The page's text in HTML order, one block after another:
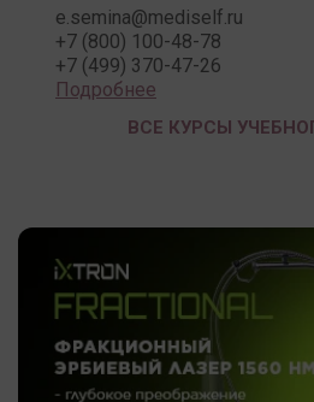
e.semina@mediself.ru
+7 (800) 100-48-78
+7 (499) 370-47-26
Подробнее
ВСЕ КУРСЫ